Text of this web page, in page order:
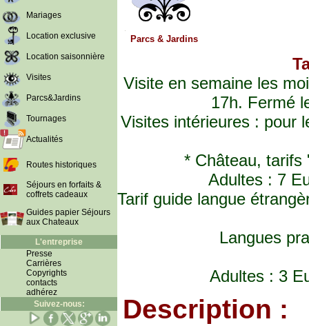
Mariages
Location exclusive
Location saisonnière
Visites
Parcs&Jardins
Tournages
Actualités
Routes historiques
Séjours en forfaits &
coffrets cadeaux
Guides papier Séjours
aux Chateaux
L'entreprise
Presse
Carrières
Copyrights
contacts
adhérez
Suivez-nous:
Parcs & Jardins
Visite en semaine les
17h. Fermé
Visites intérieures : pour
* Château, tarifs
Adultes : 7
Tarif guide langue
Langues
Adultes : 3
Description :